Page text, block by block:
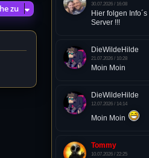
zu 30.07.2026 / 16:08
Hier folgen
Server !!!
DieWildeHilde
21.07.2026 / 10:28
Moin Moin
DieWildeHilde
12.07.2026 / 14:14
Moin Moin
Tommy
10.07.2026 / 22:25